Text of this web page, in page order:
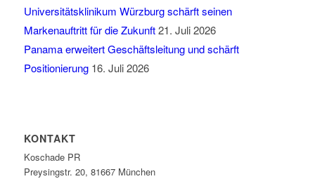
Universitätsklinikum Würzburg schärft seinen
Markenauftritt für die Zukunft 21. Juli 2026
Panama erweitert Geschäftsleitung und schärft
Positionierung 16. Juli 2026
KONTAKT
Koschade PR
Preysingstr. 20, 81667 München